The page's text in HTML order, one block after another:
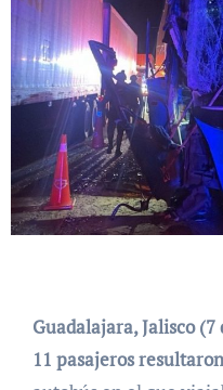
Guadalajara, Jalisco
11 pasajeros